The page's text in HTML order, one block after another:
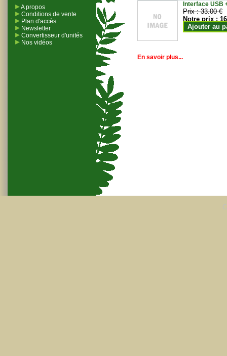
A propos
Conditions de vente
Plan d'accès
Newsletter
Convertisseur d'unités
Nos vidéos
Interface USB
Prix :33.00 €
Notre prix :
Ajouter au
En savoir plus...